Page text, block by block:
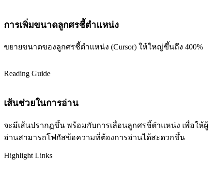
การเพิ่มขนาดลูกศรชี้ตำแหน่ง
ขยายขนาดของลูกศรชี้ตำแหน่ง (Cursor) ให้ใหญ่ขึ้นถึง 400%
Reading Guide
เส้นช่วยในการอ่าน
จะมีเส้นปรากฏขึ้น พร้อมกับการเลื่อนลูกศรชี้ตำแหน่ง เพื่อให้ผู้
อ่านสามารถโฟกัสข้อความที่ต้องการอ่านได้สะดวกขึ้น
Highlight Links